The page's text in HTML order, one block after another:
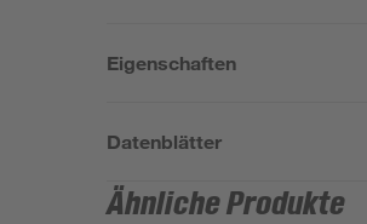
Eigenschaften
Datenblätter
Ähnliche Produkte